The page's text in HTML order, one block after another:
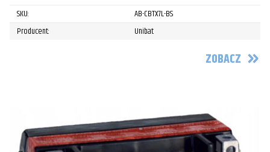
SKU:
AB-CBTX7L-BS
Producent:
Unibat
ZOBACZ